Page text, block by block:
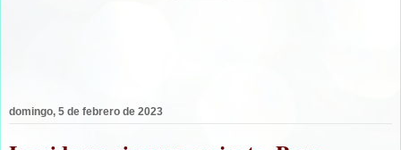
domingo, 5 de febrero de 2023